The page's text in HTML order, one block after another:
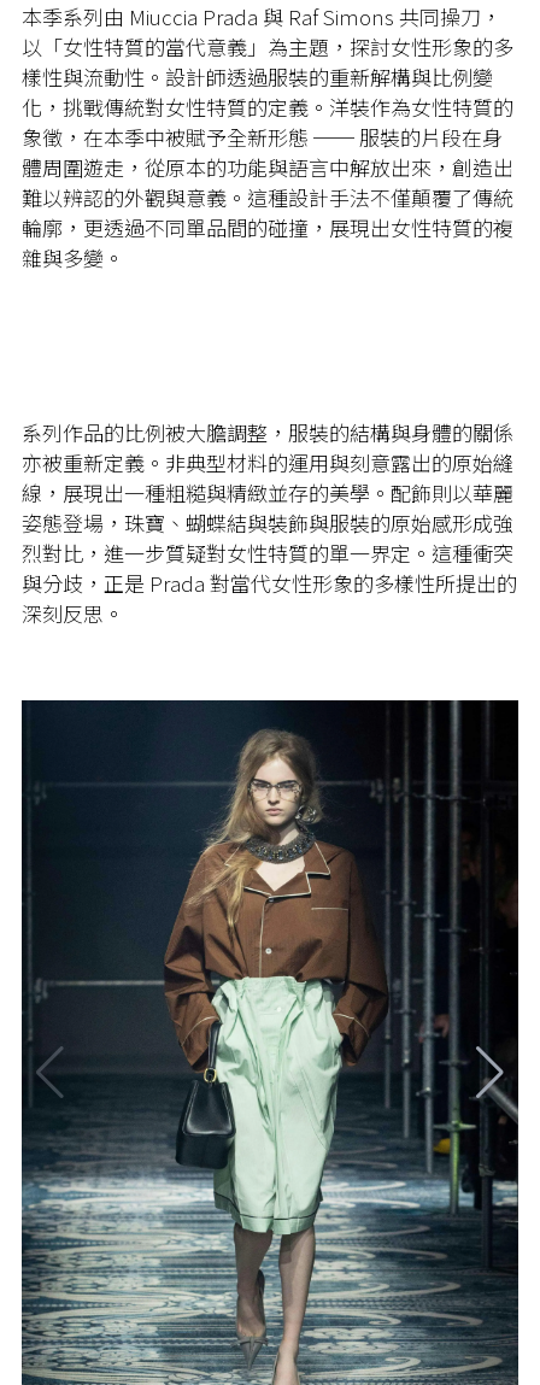
本季系列由 Miuccia Prada 與 Raf Simons 共同操刀，
以「女性特質的當代意義」為主題，探討女性形象的多
樣性與流動性。設計師透過服裝的重新解構與比例變
化，挑戰傳統對女性特質的定義。洋裝作為女性特質的
象徵，在本季中被賦予全新形態 ── 服裝的片段在身
體周圍遊走，從原本的功能與語言中解放出來，創造出
難以辨認的外觀與意義。這種設計手法不僅顛覆了傳統
輪廓，更透過不同單品間的碰撞，展現出女性特質的複
雜與多變。
系列作品的比例被大膽調整，服裝的結構與身體的關係
亦被重新定義。非典型材料的運用與刻意露出的原始縫
線，展現出一種粗糙與精緻並存的美學。配飾則以華麗
姿態登場，珠寶、蝴蝶結與裝飾與服裝的原始感形成強
烈對比，進一步質疑對女性特質的單一界定。這種衝突
與分歧，正是 Prada 對當代女性形象的多樣性所提出的
深刻反思。